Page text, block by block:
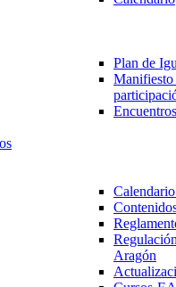
Plan de
Aragón